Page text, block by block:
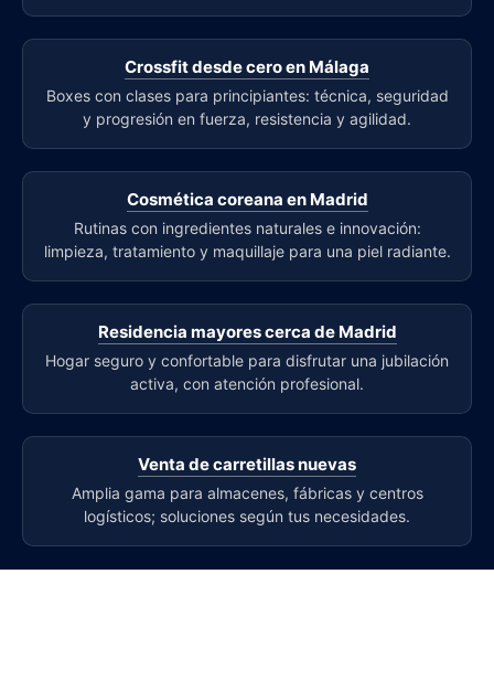
Crossfit desde cero en Málaga
Boxes con clases para principiantes: técnica, seguridad
y progresión en fuerza, resistencia y agilidad.
Cosmética coreana en Madrid
Rutinas con ingredientes naturales e innovación:
limpieza, tratamiento y maquillaje para una piel radiante.
Residencia mayores cerca de Madrid
Hogar seguro y confortable para disfrutar una jubilación
activa, con atención profesional.
Venta de carretillas nuevas
Amplia gama para almacenes, fábricas y centros
logísticos; soluciones según tus necesidades.